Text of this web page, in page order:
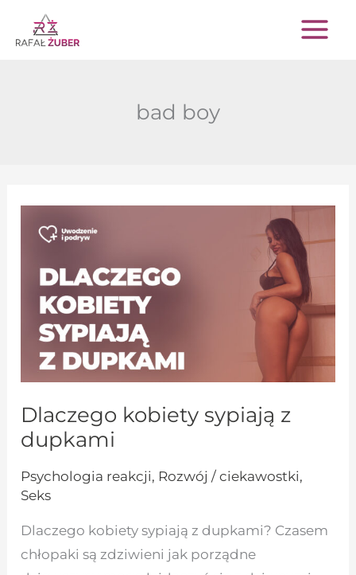
Przejdź
do
bad boy
Dlaczego kobiety sypiają z
dupkami
Psychologia reakcji, Rozwój / ciekawostki,
Seks
Dlaczego kobiety sypiają z dupkami? Czasem
chłopaki są zdziwieni jak porządne
Dlaczego
kobiety
sypiają
z